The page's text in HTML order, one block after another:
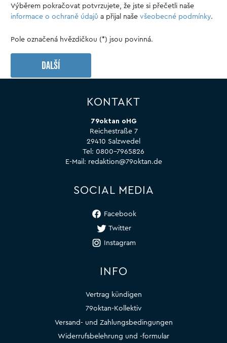
Výběrem pokračovat potvrzujete, že jste si přečetli naše
informace o ochraně údajů a přijal naše všeobecné podmínky.
Pole označená hvězdičkou (*) jsou povinná.
DALŠÍ
KONTAKT
79oktan oHG
Reichestraße 7
29410 Salzwedel
Tel: 0800-7965826
E-Mail: redaktion@79oktan.de
SOCIAL MEDIA
Facebook
Twitter
Instagram
INFO
Vertrag kündigen
79oktan-Kollektiv
Versand- und Zahlungsbedingungen
Widerrufsbelehrung und -formular